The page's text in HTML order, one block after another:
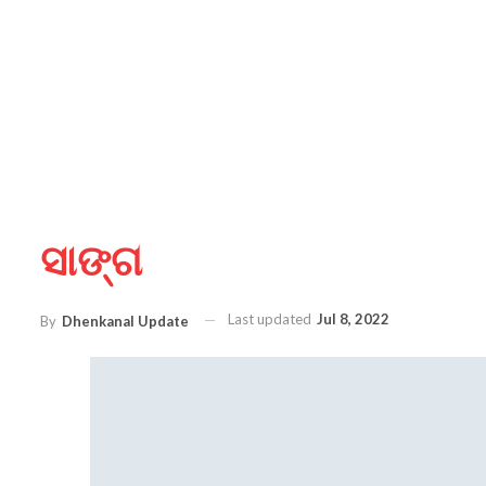
ସାଙ୍ଗ
By Dhenkanal Update Last updated Jul 8, 2022